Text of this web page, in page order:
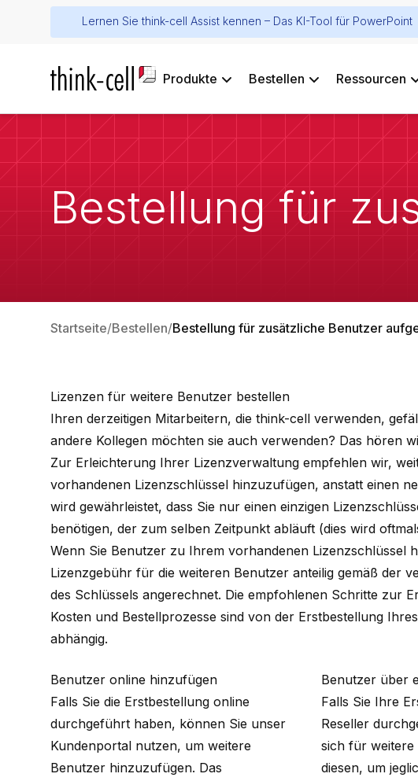
Lernen Sie think-cell Assist kennen – Das KI-Tool für PowerPoint
Produkte Bestellen Ressourcen
Bestellung für
Startseite Bestellen Bestellung für zusätzliche Benutzer
Lizenzen für weitere Benutzer bestellen
Ihren derzeitigen Mitarbeitern, die think-cell verwenden,
andere Kollegen möchten sie auch verwenden? Das hören
Zur Erleichterung Ihrer Lizenzverwaltung empfehlen wir,
vorhandenen Lizenzschlüssel hinzuzufügen, anstatt einen
wird gewährleistet, dass Sie nur einen einzigen
benötigen, der zum selben Zeitpunkt abläuft (dies wird
Wenn Sie Benutzer zu Ihrem vorhandenen Lizenzschlüssel
Lizenzgebühr für die weiteren Benutzer anteilig gemäß der
des Schlüssels angerechnet. Die empfohlenen Schritte zur
Kosten und Bestellprozesse sind von der Erstbestellung
abhängig.
Benutzer online hinzufügen
Falls Sie die Erstbestellung online
durchgeführt haben, können Sie unser
Kundenportal nutzen, um weitere
Benutzer hinzuzufügen. Das
Benutzer über
Falls Sie Ihre
Reseller
sich für weitere
diesen, um